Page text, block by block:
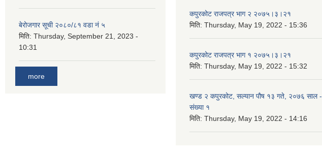
बेरोजगार सूची २०८०/८१ वडा नं ५
मिति: Thursday, September 21, 2023 -
10:31
more
कपुरकोट राजपत्र भाग २ २०७५।३।२१
मिति: Thursday, May 19, 2022 - 15:36
कपुरकोट राजपत्र भाग १ २०७५।३।२१
मिति: Thursday, May 19, 2022 - 15:32
खण्ड २ कपुरकोट, सल्यान पौष १३ गते, २०७६ साल -
संख्या १
मिति: Thursday, May 19, 2022 - 14:16